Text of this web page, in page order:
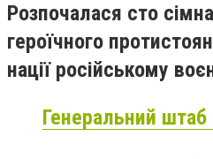
Розпочалася сто
героїчного
нації російському
Генеральний